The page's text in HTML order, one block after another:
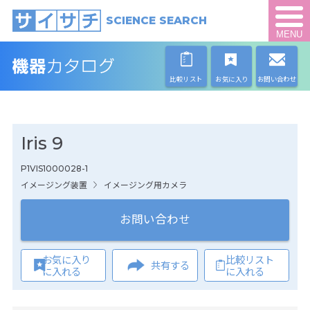
SCIENCE SEARCH
MENU
比較リスト お気に入り お問い合わせ
Iris 9
P1VIS1000028-1
イメージング装置
イメージング用カメラ
お問い合わせ
お気に入り
に入れる
共有する
比較リスト
に入れる